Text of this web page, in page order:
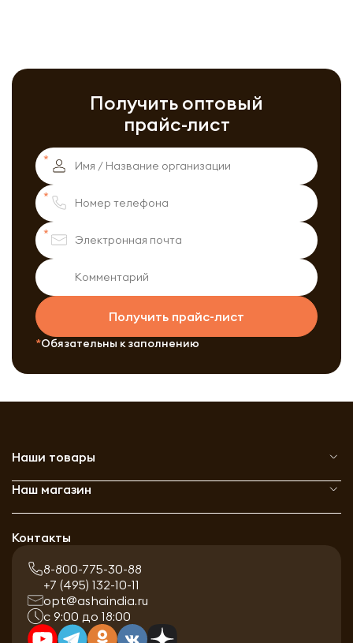
Получить оптовый
прайс-лист
Получить прайс-лист
Обязательны к заполнению
Наши товары
Наш магазин
Контакты
8-800-775-30-88
+7 (495) 132-10-11
opt@ashaindia.ru
с 9:00 до 18:00